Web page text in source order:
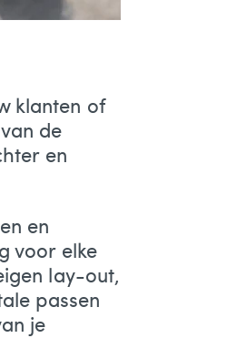
klanten of
de
en
en
voor elke
lay-out,
passen
je